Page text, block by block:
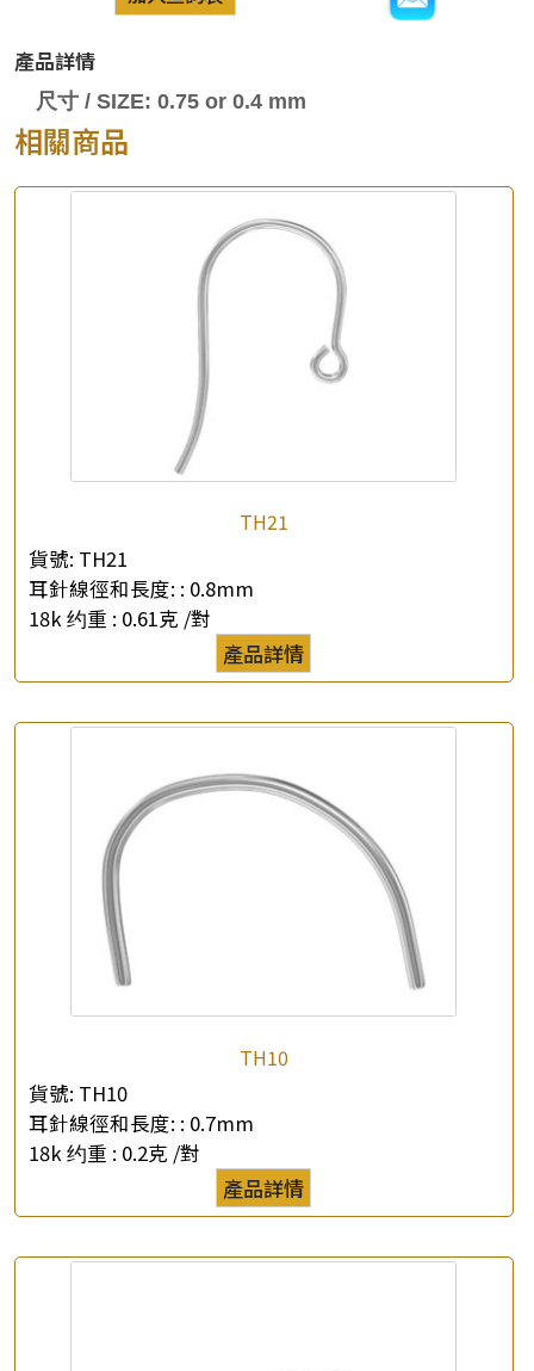
×
公司名稱
查詢以下產品
產品詳情
尺寸 / SIZE: 0.75 or 0.4 mm
相關商品
TH21
貨號: TH21
耳針線徑和長度: : 0.8mm
18k 约重 : 0.61克 /對
產品詳情
TH10
貨號: TH10
耳針線徑和長度: : 0.7mm
18k 约重 : 0.2克 /對
產品詳情